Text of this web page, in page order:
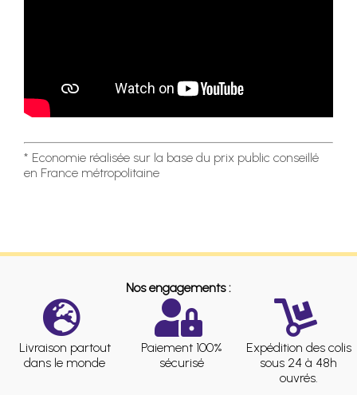
* Economie réalisée sur la base du prix public conseillé
en France métropolitaine
Nos engagements :
Livraison partout
dans le monde
Paiement 100%
sécurisé
Expédition des colis
sous 24 à 48h
ouvrés.